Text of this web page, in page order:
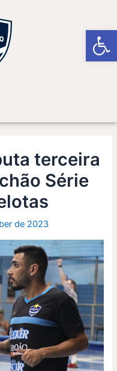
terceira
Série
de 2023